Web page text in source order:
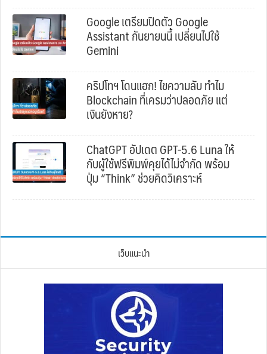
Google เตรียมปิดตัว Google
Assistant กันยายนนี้ เปลี่ยนไปใช้
Gemini
คริปโทฯ โดนแฮก! ไขความลับ ทำไม
Blockchain ที่เครมว่าปลอดภัย แต่
เงินยังหาย?
ChatGPT อัปเดต GPT-5.6 Luna ให้
กับผู้ใช้ฟรีพิมพ์คุยได้ไม่จำกัด พร้อม
ปุ่ม “Think” ช่วยคิดวิเคราะห์
เว็บแนะนำ